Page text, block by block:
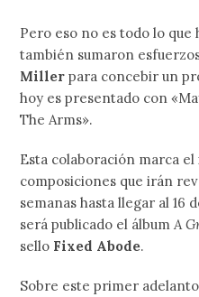
Pero eso no es todo lo que
también sumaron
Millerpara concebir un
hoy es presentado con
The Arms».
Esta colaboración marca
composiciones que irán
semanas hasta llegar al 16
será publicado el álbum A
sello Fixed Abode.
Sobre este primer